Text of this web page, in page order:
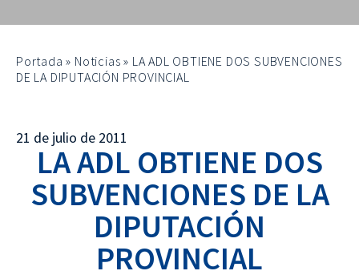
Portada » Noticias » LA ADL OBTIENE DOS SUBVENCIONES
DE LA DIPUTACIÓN PROVINCIAL
21 de julio de 2011
LA ADL OBTIENE DOS
SUBVENCIONES DE LA
DIPUTACIÓN
PROVINCIAL